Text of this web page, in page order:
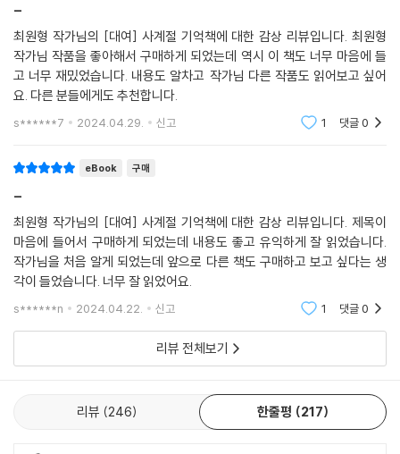
색하는 책이라 할 수 있다.
책에는 제2차 세계대전 시기 독일의 소련 침공으로 900일 동안 포위되면
서도 세계 각지에서 보내온 씨앗(종자)을 끝까지 지켜낸 바빌로프 연구소
이야기, 새들의 목숨을 위협하는 전깃줄을 없애며 철새들의 광활한 안식처
내일을 만드는지를 보여주는 대표 사례다. 이 밖에도 콘크리트 배수로에
사는 개구리들을 위한 ‘개구리 사다리’, 도토리를 숲에 사는 동물들에게 돌
려주자는 취지의 ‘도토리 수호대’, 겨울철 식량 수급에 어려움을 겪는 새들
을 위한 ‘버드피더’ 등 미래의 희망이 되어줄 지구 공동 생활자들의 갖가지
노력이 소개된다.
본인이 사는 아파트가 야생동물의 서식지를 밀어버리고 들어선 공간이니
“새들을 위해 모이를 챙기는 일은 내 의무이자 공간 사용료나 다름없다”고
말하는 저자. 그는 이 책에서도 기후위기의 희망으로 생명과 생명 간 연대
에 주목한다. 한 사람 한 사람의 지구를 위한 선한 행동이 모여 내일을 지속
-
최원형 작가님의 [대여] 사계절 기억책에 대한 감상 리뷰입니다. 최원형
작가님 작품을 좋아해서 구매하게 되었는데 역시 이 책도 너무 마음에 들
고 너무 재밌었습니다. 내용도 알차고 작가님 다른 작품도 읽어보고 싶어
요. 다른 분들에게도 추천합니다.
s******7 2024.04.29. 신고 1 댓글0
eBook 구매
-
최원형 작가님의 [대여] 사계절 기억책에 대한 감상 리뷰입니다. 제목이
마음에 들어서 구매하게 되었는데 내용도 좋고 유익하게 잘 읽었습니다.
작가님을 처음 알게 되었는데 앞으로 다른 책도 구매하고 보고 싶다는 생
각이 들었습니다. 너무 잘 읽었어요.
s******n 2024.04.22. 신고 1 댓글0
리뷰 전체보기
리뷰 246 한줄평 217